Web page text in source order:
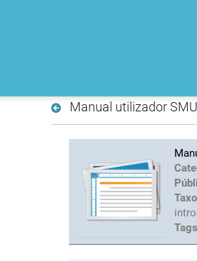
Manual utilizador